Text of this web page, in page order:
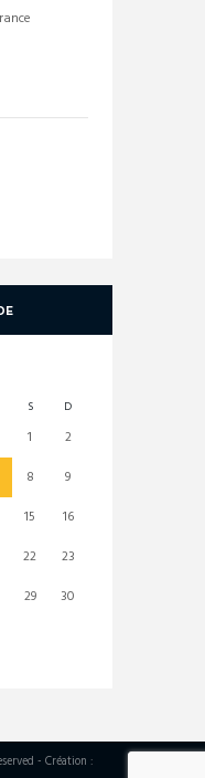
S D
1
2
8
9
15
16
22
23
29
30
- Création :